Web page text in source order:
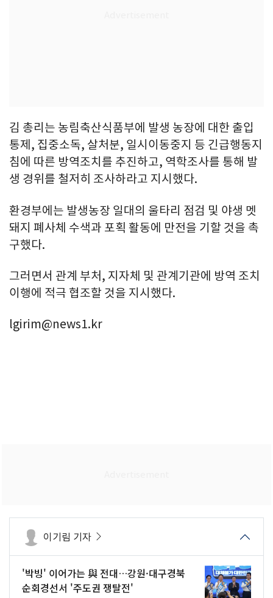
김 총리는 농림축산식품부에 발생 농장에 대한 출입
통제, 집중소독, 살처분, 일시이동중지 등 긴급행동지
침에 따른 방역조치를 추진하고, 역학조사를 통해 발
생 경위를 철저히 조사하라고 지시했다.
환경부에는 발생농장 일대의 울타리 점검 및 야생 멧
돼지 폐사체 수색과 포획 활동에 만전을 기할 것을 촉
구했다.
그러면서 관계 부처, 지자체 및 관계기관에 방역 조치
이행에 적극 협조할 것을 지시했다.
lgirim@news1.kr
이기림 기자
'박빙' 이어가는 與 전대…강원·대구경북
순회경선서 '주도권 쟁탈전'